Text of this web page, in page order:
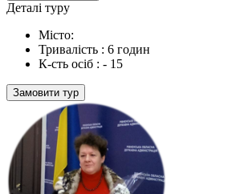
Деталі туру
Місто:
Тривалість : 6 годин
К-сть осіб : - 15
Замовити тур